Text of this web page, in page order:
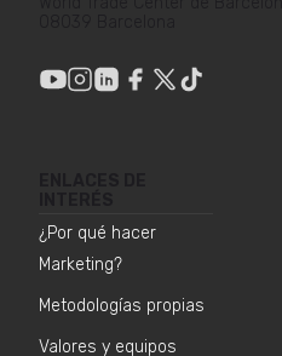
¿Por qué hacer
Marketing?
Metodologías propias
Valores y equipos